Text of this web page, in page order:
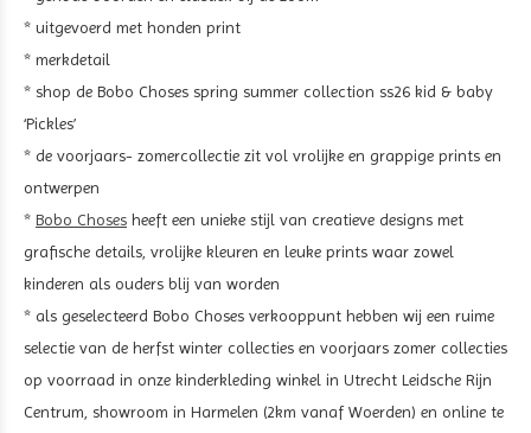
* uitgevoerd met honden print
* merkdetail
* shop de Bobo Choses spring summer collection ss26 kid & baby
‘Pickles’
* de voorjaars- zomercollectie zit vol vrolijke en grappige prints en
ontwerpen
* Bobo Choses heeft een unieke stijl van creatieve designs met
grafische details, vrolijke kleuren en leuke prints waar zowel
kinderen als ouders blij van worden
* als geselecteerd Bobo Choses verkooppunt hebben wij een ruime
selectie van de herfst winter collecties en voorjaars zomer collecties
op voorraad in onze kinderkleding winkel in Utrecht Leidsche Rijn
Centrum, showroom in Harmelen (2km vanaf Woerden) en online te